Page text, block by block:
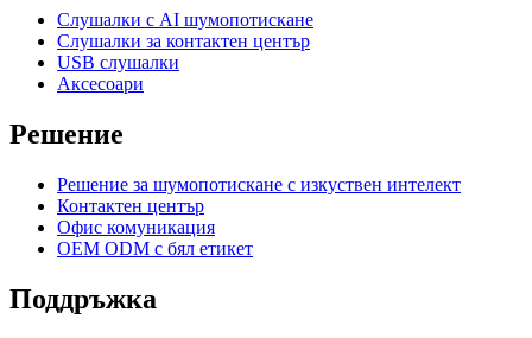
Слушалки с AI шумопотискане
Слушалки за контактен център
USB слушалки
Аксесоари
Решение
Решение за шумопотискане с изкуствен интелект
Контактен център
Офис комуникация
OEM ODM с бял етикет
Поддръжка